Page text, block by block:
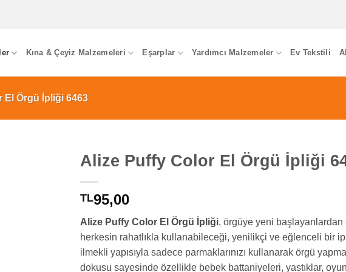
Kına & Çeyiz Malzemeleri Eşarplar Yardımcı Malzemeler Ev Tekstili
El Örgü İpliği 6463
Alize Puffy Color El Örgü İpliği
TL95,00
Alize Puffy Color El Örgü İpliği, örgüye yeni başlayanlardan
herkesin rahatlıkla kullanabileceği, yenilikçi ve eğlenceli bir
ilmekli yapısıyla sadece parmaklarınızı kullanarak örgü
dokusu sayesinde özellikle bebek battaniyeleri, yastıklar,